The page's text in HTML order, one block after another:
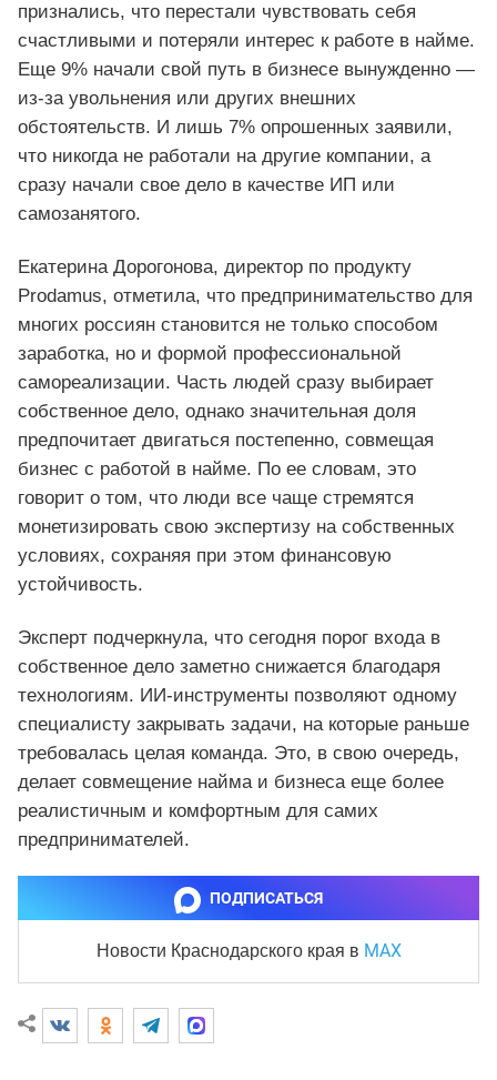
признались, что перестали чувствовать себя
счастливыми и потеряли интерес к работе в найме.
Еще 9% начали свой путь в бизнесе вынужденно —
из-за увольнения или других внешних
обстоятельств. И лишь 7% опрошенных заявили,
что никогда не работали на другие компании, а
сразу начали свое дело в качестве ИП или
самозанятого.
Екатерина Дорогонова, директор по продукту
Prodamus, отметила, что предпринимательство для
многих россиян становится не только способом
заработка, но и формой профессиональной
самореализации. Часть людей сразу выбирает
собственное дело, однако значительная доля
предпочитает двигаться постепенно, совмещая
бизнес с работой в найме. По ее словам, это
говорит о том, что люди все чаще стремятся
монетизировать свою экспертизу на собственных
условиях, сохраняя при этом финансовую
устойчивость.
Эксперт подчеркнула, что сегодня порог входа в
собственное дело заметно снижается благодаря
технологиям. ИИ-инструменты позволяют одному
специалисту закрывать задачи, на которые раньше
требовалась целая команда. Это, в свою очередь,
делает совмещение найма и бизнеса еще более
реалистичным и комфортным для самих
предпринимателей.
ПОДПИСАТЬСЯ
Новости Краснодарского края в MAX